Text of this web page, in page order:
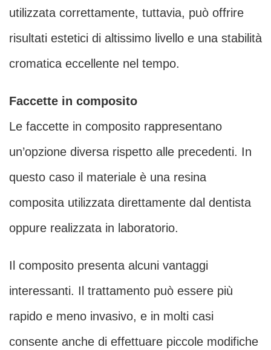
utilizzata correttamente, tuttavia, può offrire
risultati estetici di altissimo livello e una stabilità
cromatica eccellente nel tempo.
Faccette in composito
Le faccette in composito rappresentano
un’opzione diversa rispetto alle precedenti. In
questo caso il materiale è una resina
composita utilizzata direttamente dal dentista
oppure realizzata in laboratorio.
Il composito presenta alcuni vantaggi
interessanti. Il trattamento può essere più
rapido e meno invasivo, e in molti casi
consente anche di effettuare piccole modifiche